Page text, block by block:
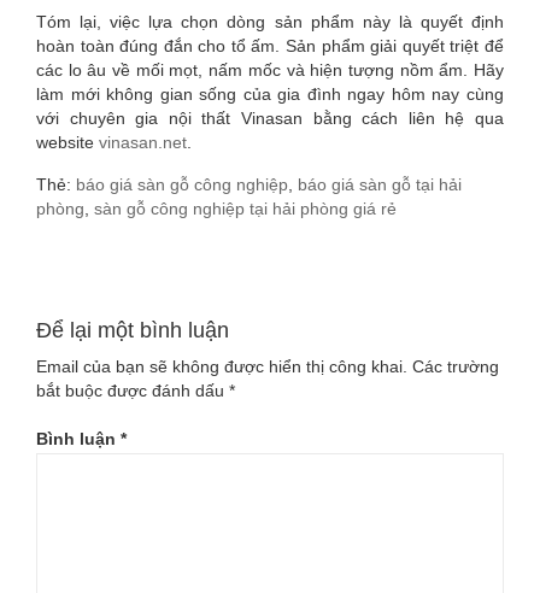
Tóm lại, việc lựa chọn dòng sản phẩm này là quyết định
hoàn toàn đúng đắn cho tổ ấm. Sản phẩm giải quyết triệt để
các lo âu về mối mọt, nấm mốc và hiện tượng nồm ẩm. Hãy
làm mới không gian sống của gia đình ngay hôm nay cùng
với chuyên gia nội thất Vinasan bằng cách liên hệ qua
website vinasan.net.
Thẻ: báo giá sàn gỗ công nghiệp, báo giá sàn gỗ tại hải
phòng, sàn gỗ công nghiệp tại hải phòng giá rẻ
Để lại một bình luận
Email của bạn sẽ không được hiển thị công khai. Các trường
bắt buộc được đánh dấu *
Bình luận *